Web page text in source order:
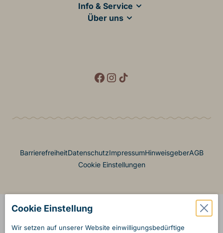
Info & Service
Über uns
Social Media
Footer Menü
BarrierefreiheitDatenschutzImpressumHinweisgeberAGB
Cookie Einstellungen
Cookie Einstellung
Wir setzen auf unserer Website einwilligungs­bedürftige